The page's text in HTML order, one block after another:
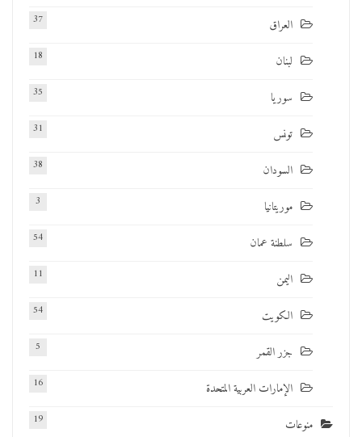
العراق 37
لبنان 18
سوريا 35
تونس 31
السودان 38
موريتانيا 3
سلطنة عمان 54
اليمن 11
الكويت 54
جزر القمر 5
الإمارات العربية المتحدة 16
منوعات 19